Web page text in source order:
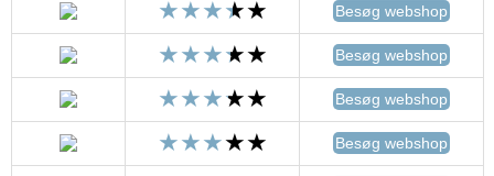
Besøg webshop
Besøg webshop
Besøg webshop
Besøg webshop